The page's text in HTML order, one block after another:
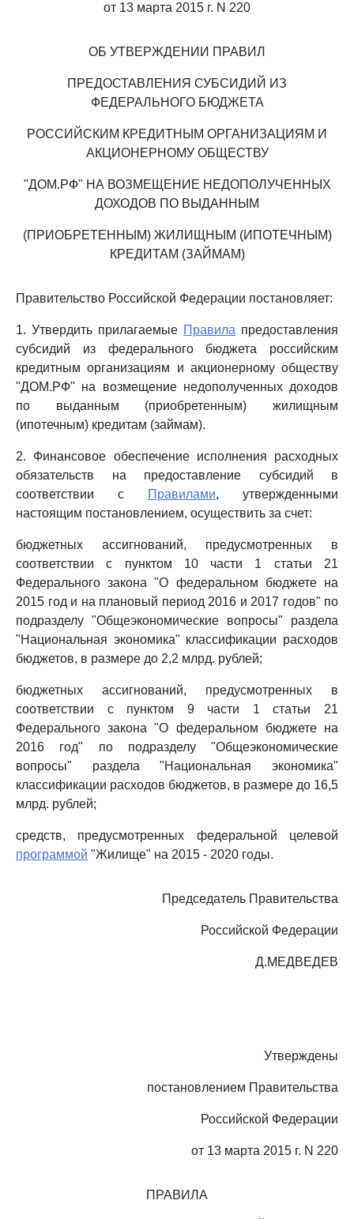
от 13 марта 2015 г. N 220
ОБ УТВЕРЖДЕНИИ ПРАВИЛ
ПРЕДОСТАВЛЕНИЯ СУБСИДИЙ ИЗ
ФЕДЕРАЛЬНОГО БЮДЖЕТА
РОССИЙСКИМ КРЕДИТНЫМ ОРГАНИЗАЦИЯМ И
АКЦИОНЕРНОМУ ОБЩЕСТВУ
"ДОМ.РФ" НА ВОЗМЕЩЕНИЕ НЕДОПОЛУЧЕННЫХ
ДОХОДОВ ПО ВЫДАННЫМ
(ПРИОБРЕТЕННЫМ) ЖИЛИЩНЫМ (ИПОТЕЧНЫМ)
КРЕДИТАМ (ЗАЙМАМ)
Правительство Российской Федерации постановляет:
1. Утвердить прилагаемые Правила предоставления
субсидий из федерального бюджета российским
кредитным организациям и акционерному обществу
"ДОМ.РФ" на возмещение недополученных доходов
по выданным (приобретенным) жилищным
(ипотечным) кредитам (займам).
2. Финансовое обеспечение исполнения расходных
обязательств на предоставление субсидий в
соответствии с
Правилами, утвержденными
настоящим постановлением, осуществить за счет:
бюджетных ассигнований, предусмотренных в
соответствии с пунктом 10 части 1 статьи 21
Федерального закона "О федеральном бюджете на
2015 год и на плановый период 2016 и 2017 годов" по
подразделу "Общеэкономические вопросы" раздела
"Национальная экономика" классификации расходов
бюджетов, в размере до 2,2 млрд. рублей;
бюджетных ассигнований, предусмотренных в
соответствии с пунктом 9 части 1 статьи 21
Федерального закона "О федеральном бюджете на
2016 год" по подразделу "Общеэкономические
вопросы" раздела "Национальная экономика"
классификации расходов бюджетов, в размере до 16,5
млрд. рублей;
средств, предусмотренных федеральной целевой
программой "Жилище" на 2015 - 2020 годы.
Председатель Правительства
Российской Федерации
Д.МЕДВЕДЕВ
Утверждены
постановлением Правительства
Российской Федерации
от 13 марта 2015 г. N 220
ПРАВИЛА